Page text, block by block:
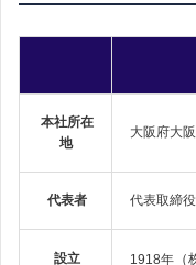
本社所在
地
大阪府大
代表者 代表取締
設立 1918年